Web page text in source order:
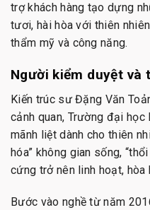
trợ khách hàng tạo dựng
tươi, hài hòa với thiên
thẩm mỹ và công năng.
Người kiểm duyệt và
Kiến trúc sư Đặng Văn
cảnh quan, Trường đại
mãnh liệt dành cho thiên
hóa” không gian sống,
cứng trở nên linh hoạt, hòa
Bước vào nghề từ năm